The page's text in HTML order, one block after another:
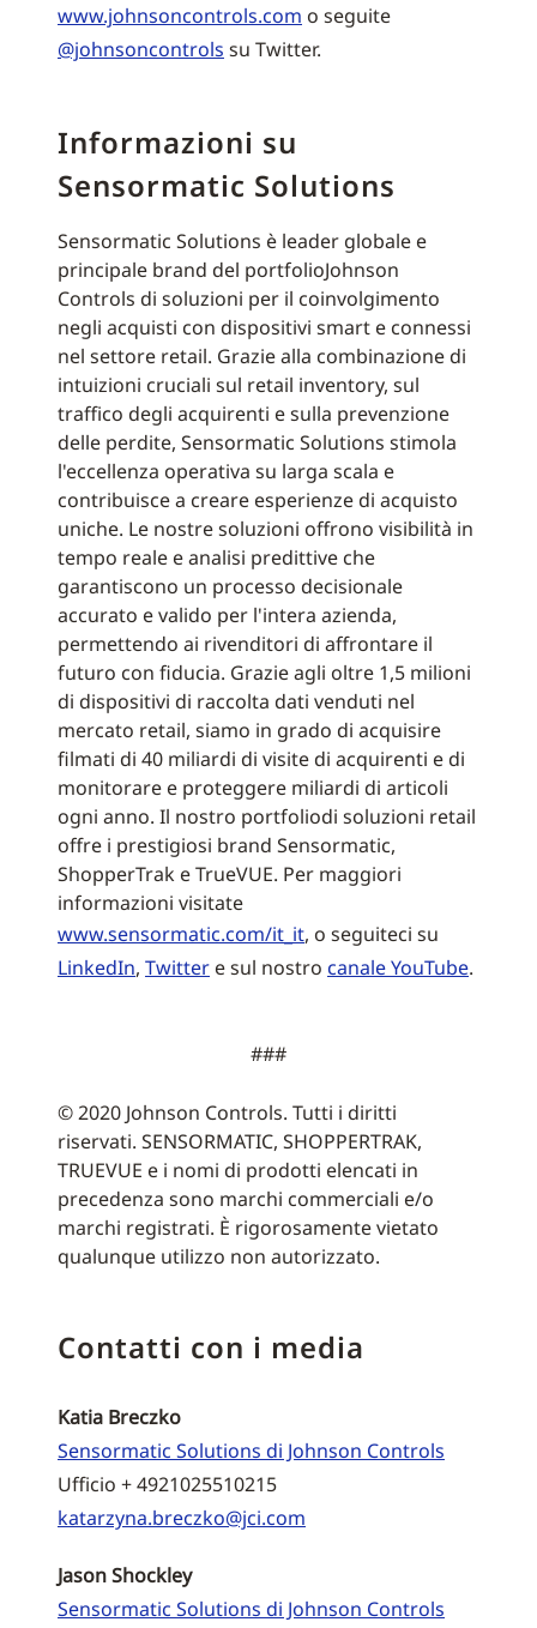
www.johnsoncontrols.com o seguite
@johnsoncontrols su Twitter.
Informazioni su
Sensormatic Solutions
Sensormatic Solutions è leader globale e
principale brand del portfolioJohnson
Controls di soluzioni per il coinvolgimento
negli acquisti con dispositivi smart e connessi
nel settore retail. Grazie alla combinazione di
intuizioni cruciali sul retail inventory, sul
traffico degli acquirenti e sulla prevenzione
delle perdite, Sensormatic Solutions stimola
l'eccellenza operativa su larga scala e
contribuisce a creare esperienze di acquisto
uniche. Le nostre soluzioni offrono visibilità in
tempo reale e analisi predittive che
garantiscono un processo decisionale
accurato e valido per l'intera azienda,
permettendo ai rivenditori di affrontare il
futuro con fiducia. Grazie agli oltre 1,5 milioni
di dispositivi di raccolta dati venduti nel
mercato retail, siamo in grado di acquisire
filmati di 40 miliardi di visite di acquirenti e di
monitorare e proteggere miliardi di articoli
ogni anno. Il nostro portfoliodi soluzioni retail
offre i prestigiosi brand Sensormatic,
ShopperTrak e TrueVUE. Per maggiori
informazioni visitate
www.sensormatic.com/it_it, o seguiteci su
LinkedIn, Twitter e sul nostro canale YouTube.
###
© 2020 Johnson Controls. Tutti i diritti
riservati. SENSORMATIC, SHOPPERTRAK,
TRUEVUE e i nomi di prodotti elencati in
precedenza sono marchi commerciali e/o
marchi registrati. È rigorosamente vietato
qualunque utilizzo non autorizzato.
Contatti con i media
Katia Breczko
Sensormatic Solutions di Johnson Controls
Ufficio + 4921025510215
katarzyna.breczko@jci.com
Jason Shockley
Sensormatic Solutions di Johnson Controls